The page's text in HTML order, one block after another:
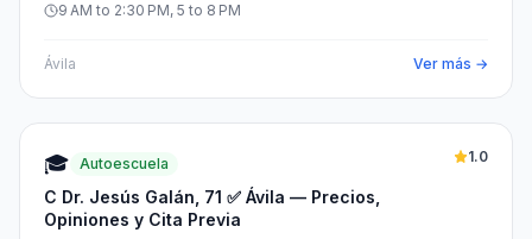
9 AM to 2:30 PM, 5 to 8 PM
Ávila Ver más →
🎓 Autoescuela
C Dr. Jesús Galán, 71 ✅ Ávila — Precios,
Opiniones y Cita Previa
1.0